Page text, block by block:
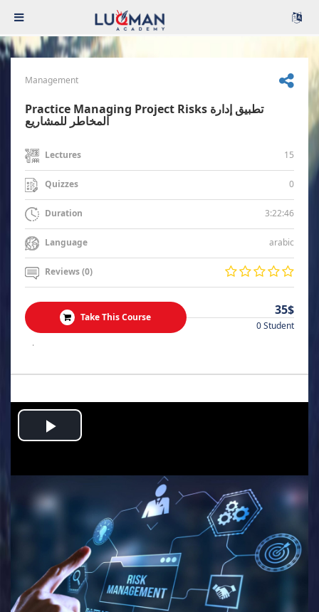
Management
Practice Managing Project Risks تطبيق إدارة
المخاطر للمشاريع
Lectures 15
Quizzes 0
Duration 3:22:46
Language arabic
Reviews (0)
Take This Course 35$
0 Student
.
Play
Video